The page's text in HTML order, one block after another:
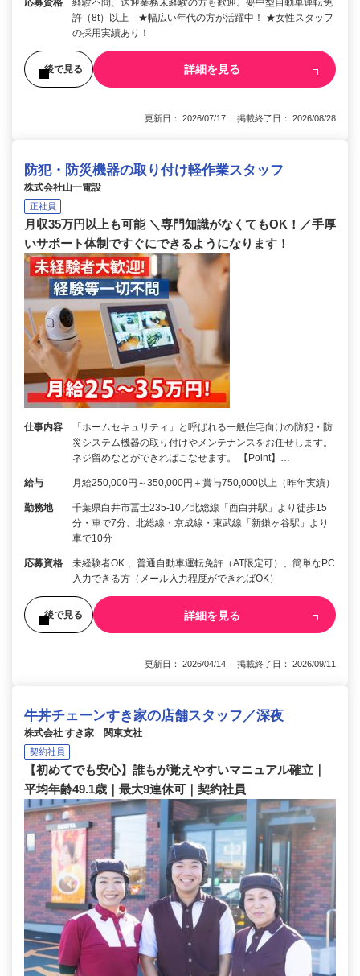
許（8t）以上 ★幅広い年代の方が活躍中！ ★女性スタッフ
の採用実績あり！
後で見る 詳細を見る
更新日： 2026/07/17 掲載終了日： 2026/08/28
防犯・防災機器の取り付け軽作業スタッフ
株式会社山一電設
正社員
月収35万円以上も可能 ＼専門知識がなくてもOK！／手厚
いサポート体制ですぐにできるようになります！
仕事内容
「ホームセキュリティ」と呼ばれる一般住宅向けの防犯・防
災システム機器の取り付けやメンテナンスをお任せします。
ネジ留めなどができればこなせます。 【Point】…
給与 月給250,000円～350,000円＋賞与750,000以上（昨年実績）
勤務地
千葉県白井市冨士235-10／北総線「西白井駅」より徒歩15
分・車で7分、北総線・京成線・東武線「新鎌ヶ谷駅」より
車で10分
応募資格
未経験者OK 、普通自動車運転免許（AT限定可）、簡単なPC
入力できる方（メール入力程度ができればOK）
後で見る 詳細を見る
更新日： 2026/04/14 掲載終了日： 2026/09/11
牛丼チェーンすき家の店舗スタッフ／深夜
株式会社 すき家 関東支社
契約社員
【初めてでも安心】誰もが覚えやすいマニュアル確立｜
平均年齢49.1歳｜最大9連休可｜契約社員